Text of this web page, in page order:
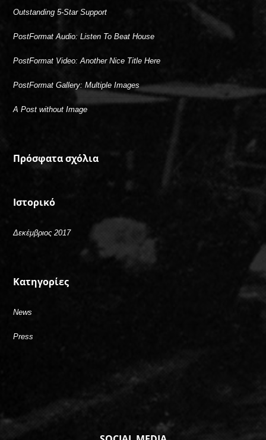
Outstanding 5-Star Support
PostFormat Audio: Listen To Beat House
PostFormat Video: Another Nice Title Here
PostFormat Gallery: Multiple Images
A Post without Image
Πρόσφατα σχόλια
Ιστορικό
Δεκέμβριος 2017
Kατηγορίες
News
Press